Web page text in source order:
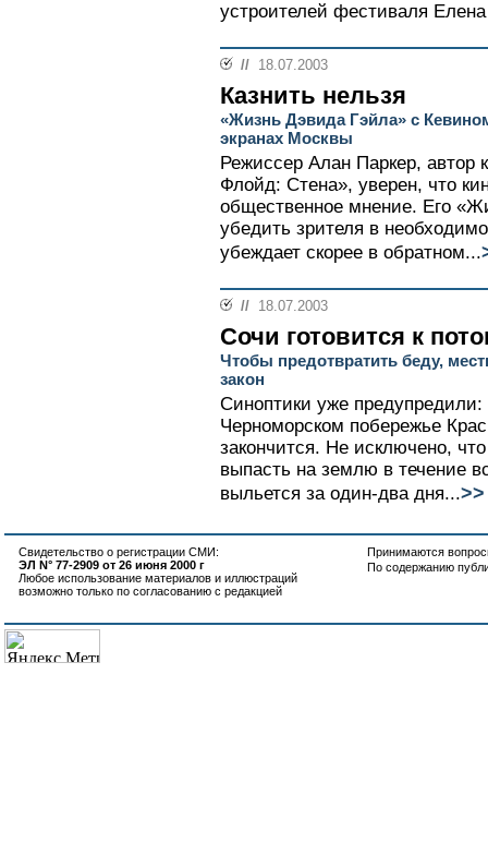
устроителей фестиваля
// 18.07.2003
Казнить нельзя
«Жизнь Дэвида Гэйла» с
экранах Москвы
Режиссер Алан Паркер, автор
Флойд: Стена», уверен, что
общественное мнение. Его
убедить зрителя в
убеждает скорее в обратном...
// 18.07.2003
Сочи готовится к
Чтобы предотвратить беду,
закон
Синоптики уже
Черноморском побережье
закончится. Не исключено,
выпасть на землю в течение
выльется за один-два дня...>>
Свидетельство о регистрации СМИ:
ЭЛ N° 77-2909 от 26 июня 2000 г
Любое использование материалов и иллюстраций
возможно только по согласованию с редакцией
Принимаются
По содержанию